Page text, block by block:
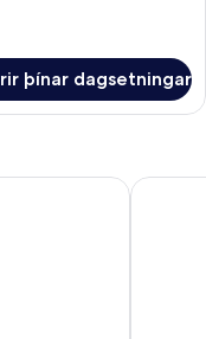
þínar dagsetningar
Park